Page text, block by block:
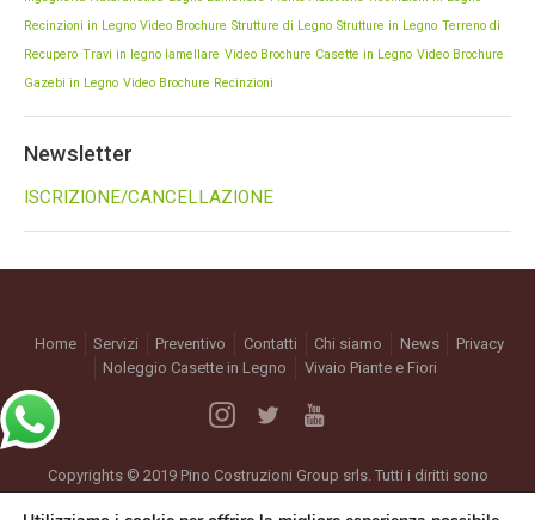
Recinzioni in Legno Video Brochure Strutture di Legno Strutture in Legno Terreno di
Recupero Travi in legno lamellare Video Brochure Casette in Legno Video Brochure
Gazebi in Legno Video Brochure Recinzioni
Newsletter
ISCRIZIONE/CANCELLAZIONE
Home Servizi Preventivo Contatti Chi siamo News
Privacy
Noleggio Casette in Legno
Vivaio Piante e Fiori
Copyrights © 2019 Pino Costruzioni Group srls. Tutti i diritti sono